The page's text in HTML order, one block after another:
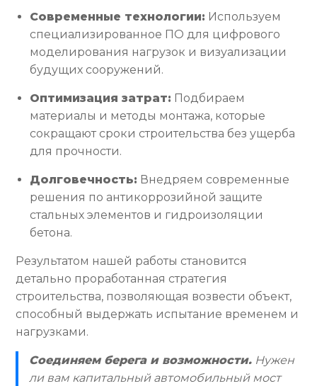
Современные технологии: Используем
специализированное ПО для цифрового
моделирования нагрузок и визуализации
будущих сооружений.
Оптимизация затрат: Подбираем
материалы и методы монтажа, которые
сокращают сроки строительства без ущерба
для прочности.
Долговечность: Внедряем современные
решения по антикоррозийной защите
стальных элементов и гидроизоляции
бетона.
Результатом нашей работы становится
детально проработанная стратегия
строительства, позволяющая возвести объект,
способный выдержать испытание временем и
нагрузками.
Соединяем берега и возможности. Нужен
ли вам капитальный автомобильный мост